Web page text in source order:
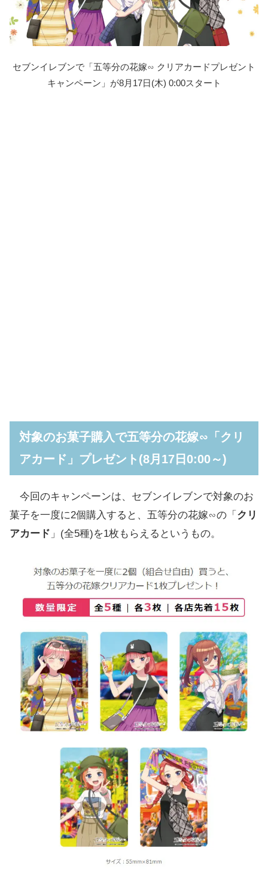
セブンイレブンで「五等分の花嫁∽ クリアカードプレゼント
キャンペーン」が8月17日(木) 0:00スタート
対象のお菓子購入で五等分の花嫁∽「クリ
アカード」プレゼント(8月17日0:00～)
今回のキャンペーンは、セブンイレブンで対象のお
菓子を一度に2個購入すると、五等分の花嫁∽の「 クリ
アカード 」(全5種)を1枚もらえるというもの。